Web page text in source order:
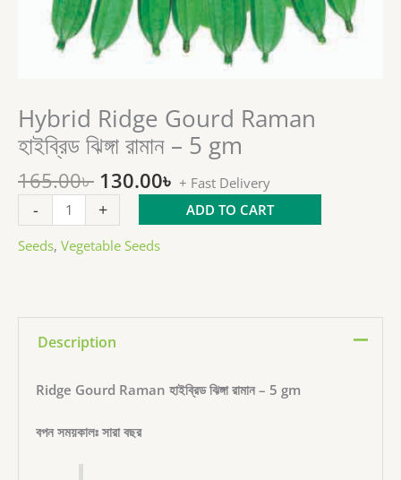
Hybrid Ridge Gourd Raman
হাইব্রিড ঝিঙ্গা রামান – 5 gm
165.00৳
Original
price
was:
165.00৳ .
130.00৳
Current
price
is:
130.00৳ .
+ Fast Delivery
-
Hybrid
Ridge
Gourd
Raman
হাইব্রিড
ঝিঙ্গা
রামান
quantity
+
ADD TO CART
Seeds, Vegetable Seeds
Description
Ridge Gourd Raman হাইব্রিড ঝিঙ্গা রামান – 5 gm
বপন সময়কালঃ সারা বছর